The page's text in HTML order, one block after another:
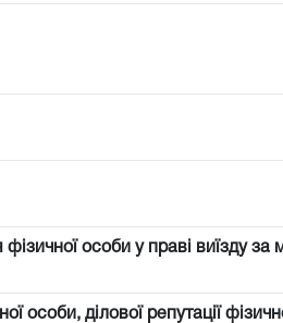
особи у праві виїзду за
особи, ділової репутації